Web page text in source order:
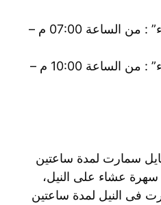
الرحلة النيلية الثانية “عشاء” : من الساعة 07:00 م –
الرحلة النيلية الثالثة “عشاء” : من الساعة 10:00 م –
سمارت لمدة ساعتين
عشاء على النيل،
فى النيل لمدة ساعتين